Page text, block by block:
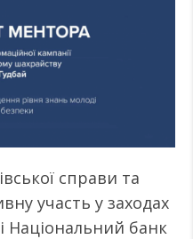
справи та
участь у заходах
Національний банк